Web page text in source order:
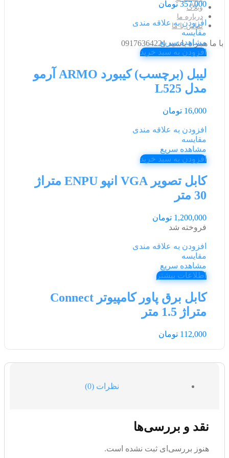
وبلاگ
درباره ما
تماس با ما
با ما همراه باشید 09176364221
357,000 تومان
افزودن به علاقه مندی
مقایسه
مشاهده سریع
افزودن به سبد خرید
لیبل (برچسب) کیبورد ARMO آرمو
مدل L525
16,000 تومان
افزودن به علاقه مندی
مقایسه
مشاهده سریع
افزودن به سبد خرید
کابل تصویر VGA انپو ENPU متراژ
30 متر
1,200,000 تومان
فروخته شد
افزودن به علاقه مندی
مقایسه
مشاهده سریع
اطلاعات بیشتر
کابل برق پاور کامپیوتر Connect
متراژ 1.5 متر
112,000 تومان
نظرات (0)
نقد و بررسی‌ها
هنوز بررسی‌ای ثبت نشده است.